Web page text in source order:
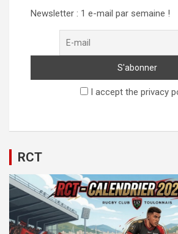
Newsletter : 1 e-mail par semaine !
I accept the privacy
RCT